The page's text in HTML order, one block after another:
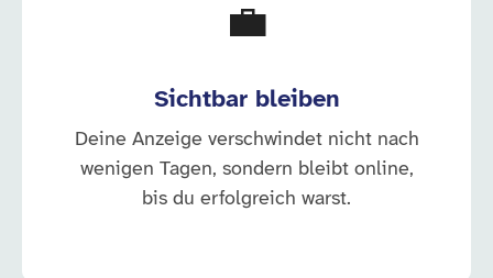
💼
Sichtbar bleiben
Deine Anzeige verschwindet nicht nach
wenigen Tagen, sondern bleibt online,
bis du erfolgreich warst.